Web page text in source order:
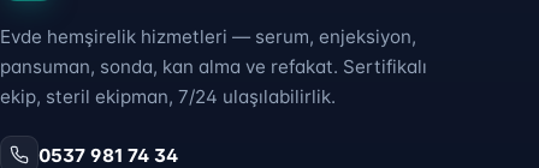
Evde hemşirelik hizmetleri — serum, enjeksiyon,
pansuman, sonda, kan alma ve refakat. Sertifikalı
ekip, steril ekipman, 7/24 ulaşılabilirlik.
0537 981 74 34